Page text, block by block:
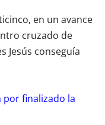
en un avance
cruzado de
Jesús conseguía
por finalizado la